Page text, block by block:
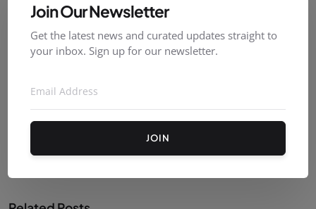
Join Our Newsletter
Get the latest news and curated updates straight to
your inbox. Sign up for our newsletter.
JOIN